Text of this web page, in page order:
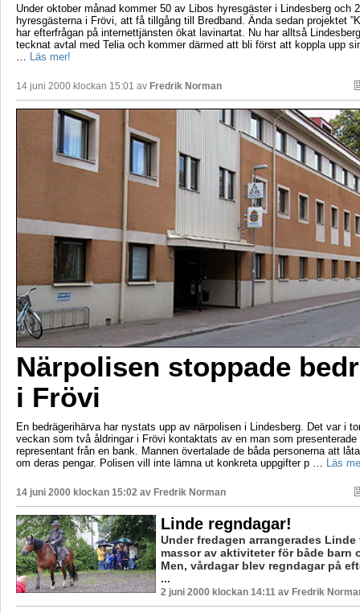
Under oktober månad kommer 50 av Libos hyresgäster i Lindesberg och
hyresgästerna i Frövi, att få tillgång till Bredband. Ända sedan projektet
har efterfrågan på internettjänsten ökat lavinartat. Nu har alltså
tecknat avtal med Telia och kommer därmed att bli först att koppla upp
Läs mer!
14 juni 2000 klockan 15:01 av Fredrik Norman
Närpolisen stoppade
i Frövi
En bedrägerihärva har nystats upp av närpolisen i Lindesberg. Det var i
veckan som två åldringar i Frövi kontaktats av en man som presenterade
representant från en bank. Mannen övertalade de båda personerna att
om deras pengar. Polisen vill inte lämna ut konkreta uppgifter p …
Läs
14 juni 2000 klockan 15:02 av Fredrik Norman
Linde regndagar!
Under fredagen arrangerades Linde
massor av aktiviteter för både barn
Men, vårdagar blev regndagar på
...
2 juni 2000 klockan 14:11 av Fredrik